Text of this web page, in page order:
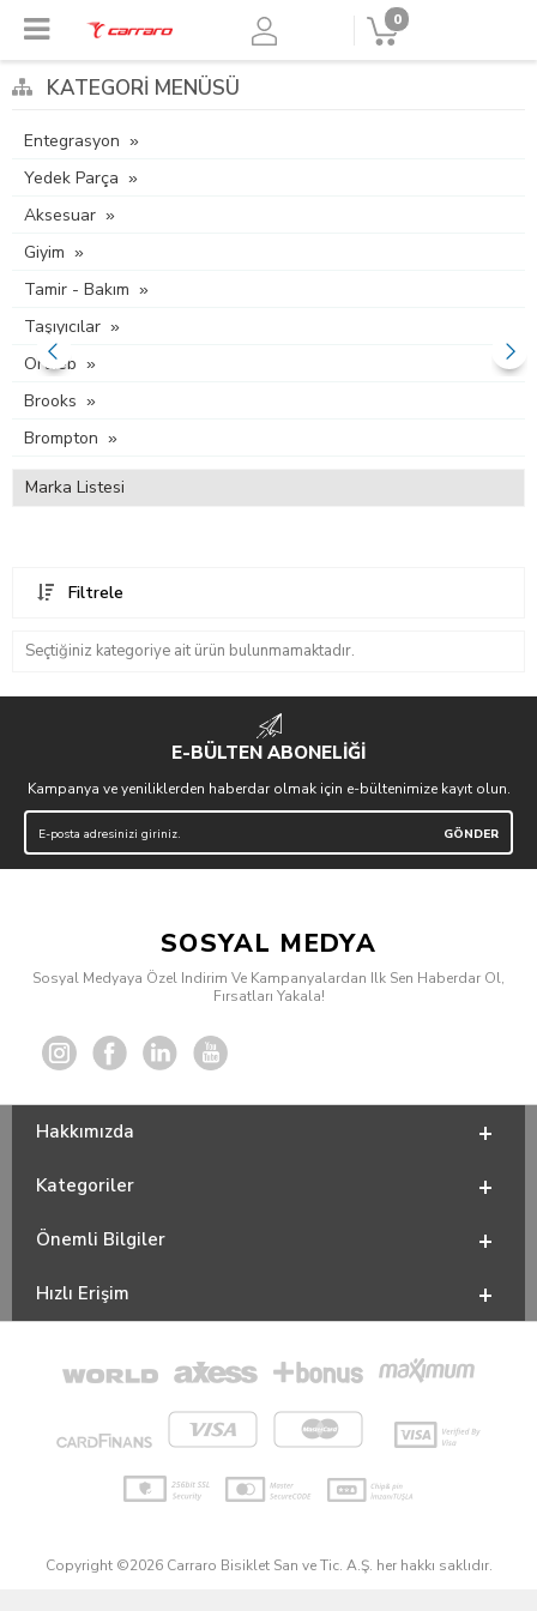
0
KATEGORI MENÜSÜ
Entegrasyon
Yedek Parça
Aksesuar
Giyim
Tamir - Bakım
Taşıyıcılar
Ortlieb
Brooks
Brompton
Marka Listesi
Filtrele
Seçtiğiniz kategoriye ait ürün bulunmamaktadır.
E-BÜLTEN ABONELİĞİ
Kampanya ve yeniliklerden haberdar olmak için e-bültenimize kayıt olun.
SOSYAL MEDYA
Sosyal Medyaya Özel Indirim Ve Kampanyalardan Ilk Sen Haberdar Ol,
Fırsatları Yakala!
Hakkımızda
Kategoriler
Önemli Bilgiler
Hızlı Erişim
Copyright ©2026 Carraro Bisiklet San ve Tic. A.Ş. her hakkı saklıdır.